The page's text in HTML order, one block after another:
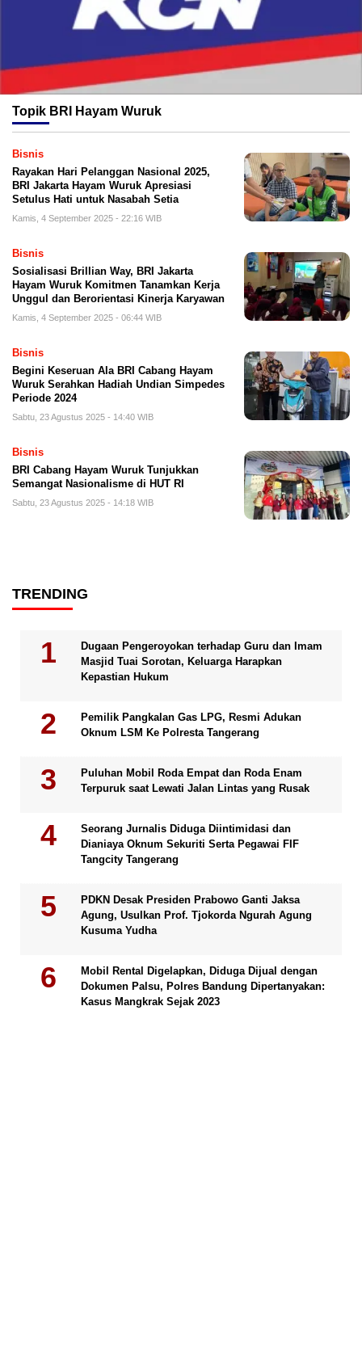
Topik BRI Hayam Wuruk
Bisnis
Rayakan Hari Pelanggan Nasional 2025,
BRI Jakarta Hayam Wuruk Apresiasi
Setulus Hati untuk Nasabah Setia
Kamis, 4 September 2025 - 22:16 WIB
Bisnis
Sosialisasi Brillian Way, BRI Jakarta
Hayam Wuruk Komitmen Tanamkan Kerja
Unggul dan Berorientasi Kinerja Karyawan
Kamis, 4 September 2025 - 06:44 WIB
Bisnis
Begini Keseruan Ala BRI Cabang Hayam
Wuruk Serahkan Hadiah Undian Simpedes
Periode 2024
Sabtu, 23 Agustus 2025 - 14:40 WIB
Bisnis
BRI Cabang Hayam Wuruk Tunjukkan
Semangat Nasionalisme di HUT RI
Sabtu, 23 Agustus 2025 - 14:18 WIB
TRENDING
Dugaan Pengeroyokan terhadap Guru dan Imam
Masjid Tuai Sorotan, Keluarga Harapkan
Kepastian Hukum
Pemilik Pangkalan Gas LPG, Resmi Adukan
Oknum LSM Ke Polresta Tangerang
Puluhan Mobil Roda Empat dan Roda Enam
Terpuruk saat Lewati Jalan Lintas yang Rusak
Seorang Jurnalis Diduga Diintimidasi dan
Dianiaya Oknum Sekuriti Serta Pegawai FIF
Tangcity Tangerang
PDKN Desak Presiden Prabowo Ganti Jaksa
Agung, Usulkan Prof. Tjokorda Ngurah Agung
Kusuma Yudha
Mobil Rental Digelapkan, Diduga Dijual dengan
Dokumen Palsu, Polres Bandung Dipertanyakan:
Kasus Mangkrak Sejak 2023